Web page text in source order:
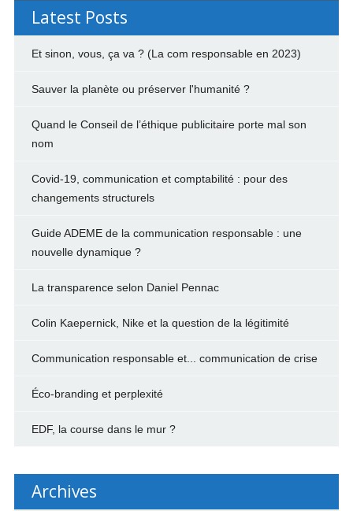
Latest Posts
Et sinon, vous, ça va ? (La com responsable en 2023)
Sauver la planète ou préserver l'humanité ?
Quand le Conseil de l’éthique publicitaire porte mal son
nom
Covid-19, communication et comptabilité : pour des
changements structurels
Guide ADEME de la communication responsable : une
nouvelle dynamique ?
La transparence selon Daniel Pennac
Colin Kaepernick, Nike et la question de la légitimité
Communication responsable et... communication de crise
Éco-branding et perplexité
EDF, la course dans le mur ?
Archives